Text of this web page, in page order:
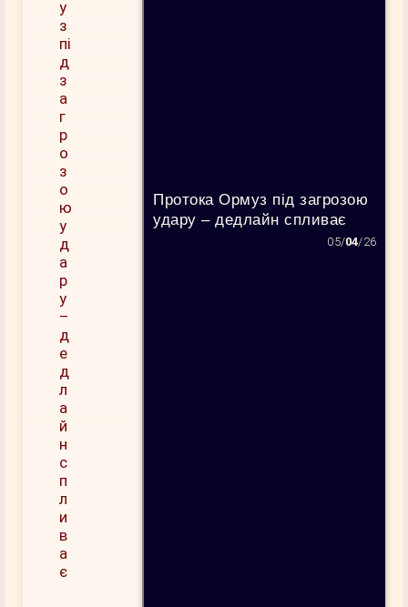
Протока Ормуз під загрозою
удару – дедлайн спливає
05/04/26